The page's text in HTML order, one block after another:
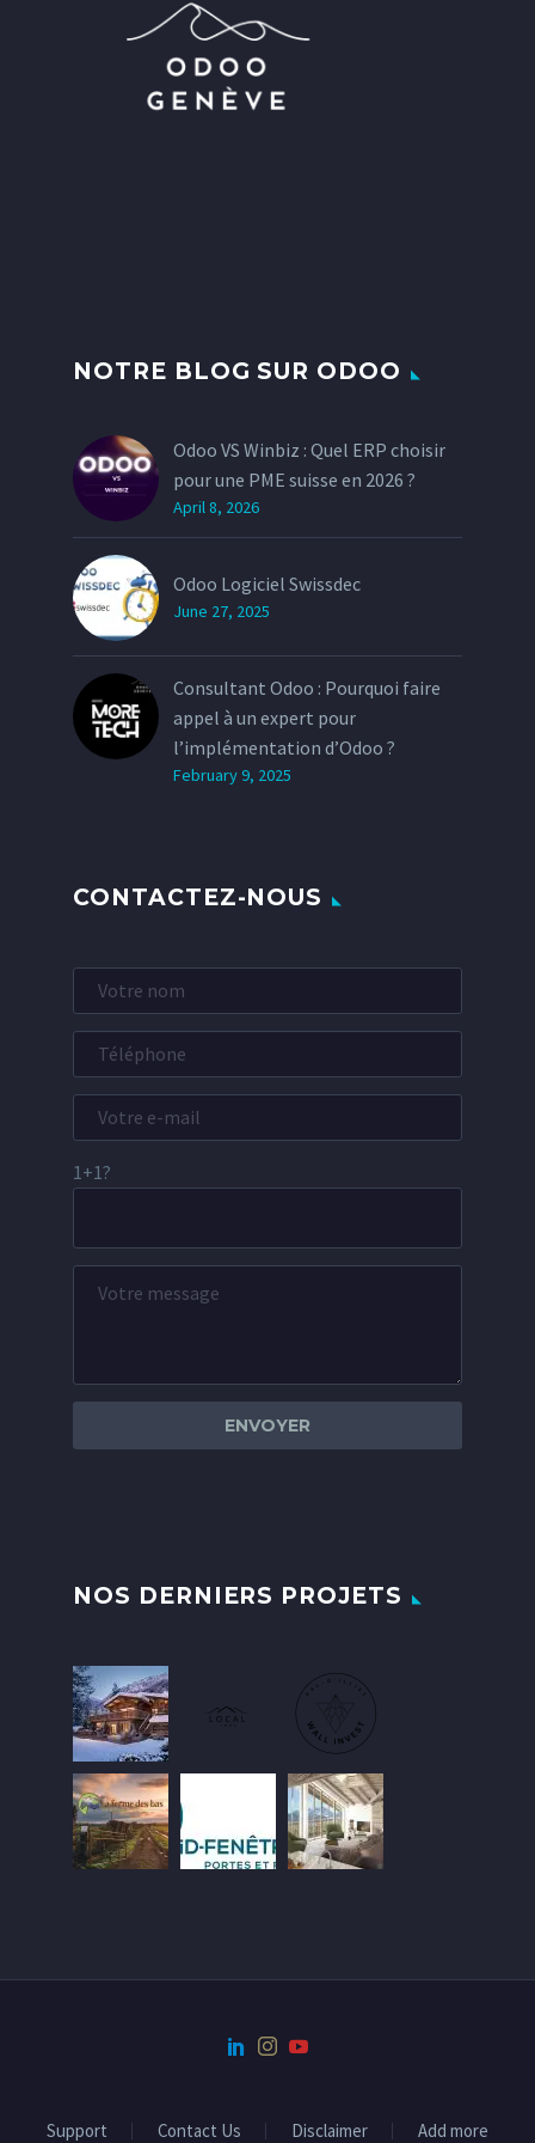
NOTRE BLOG SUR ODOO
Odoo VS Winbiz : Quel ERP choisir
pour une PME suisse en 2026 ?
April 8, 2026
Odoo Logiciel Swissdec
June 27, 2025
Consultant Odoo : Pourquoi faire
appel à un expert pour
l’implémentation d’Odoo ?
February 9, 2025
CONTACTEZ-NOUS
1+1?
NOS DERNIERS PROJETS
Support Contact Us Disclaimer Add more